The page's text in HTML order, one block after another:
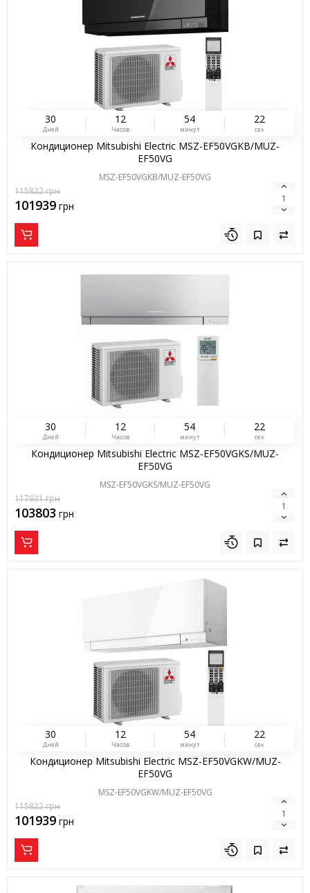
30
Дней
1 2
Часов
54
минут
21
сек
Кондиционер Mitsubishi Electric MSZ-EF50VGKB/MUZ-
EF50VG
MSZ-EF50VGKB/MUZ-EF50VG
115822грн
101939 грн
30
Дней
1 2
Часов
54
минут
21
сек
Кондиционер Mitsubishi Electric MSZ-EF50VGKS/MUZ-
EF50VG
MSZ-EF50VGKS/MUZ-EF50VG
117931грн
103803 грн
30
Дней
1 2
Часов
54
минут
21
сек
Кондиционер Mitsubishi Electric MSZ-EF50VGKW/MUZ-
EF50VG
MSZ-EF50VGKW/MUZ-EF50VG
115822грн
101939 грн